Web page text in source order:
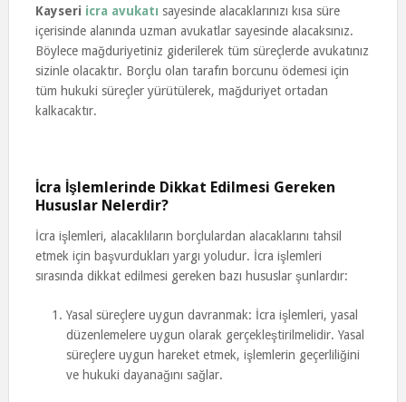
Kayseri icra avukatı sayesinde alacaklarınızı kısa süre
içerisinde alanında uzman avukatlar sayesinde alacaksınız.
Böylece mağduriyetiniz giderilerek tüm süreçlerde avukatınız
sizinle olacaktır. Borçlu olan tarafın borcunu ödemesi için
tüm hukuki süreçler yürütülerek, mağduriyet ortadan
kalkacaktır.
İcra İşlemlerinde Dikkat Edilmesi Gereken
Hususlar Nelerdir?
İcra işlemleri, alacaklıların borçlulardan alacaklarını tahsil
etmek için başvurdukları yargı yoludur. İcra işlemleri
sırasında dikkat edilmesi gereken bazı hususlar şunlardır:
Yasal süreçlere uygun davranmak: İcra işlemleri, yasal
düzenlemelere uygun olarak gerçekleştirilmelidir. Yasal
süreçlere uygun hareket etmek, işlemlerin geçerliliğini
ve hukuki dayanağını sağlar.